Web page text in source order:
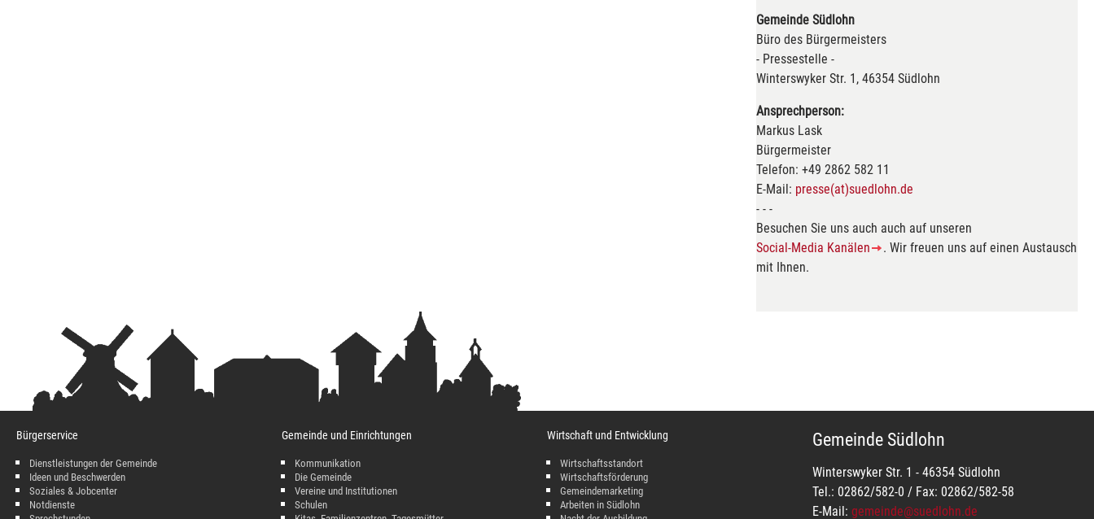
Gemeinde Südlohn
Büro des Bürgermeisters
- Pressestelle -
Winterswyker Str. 1, 46354 Südlohn
Ansprechperson:
Markus Lask
Bürgermeister
Telefon: +49 2862 582 11
E-Mail: presse(at)suedlohn.de
- - -
Besuchen Sie uns auch auch auf unseren
Social-Media Kanälen
. Wir freuen uns auf einen Austausch
mit Ihnen.
Bürgerservice
Dienstleistungen der Gemeinde
Ideen und Beschwerden
Soziales & Jobcenter
Notdienste
Gemeinde und Einrichtungen
Kommunikation
Die Gemeinde
Vereine und Institutionen
Schulen
Wirtschaft und Entwicklung
Wirtschaftsstandort
Wirtschaftsförderung
Gemeindemarketing
Arbeiten in Südlohn
Gemeinde Südlohn
Winterswyker Str. 1 - 46354 Südlohn
Tel.: 02862/582-0 / Fax: 02862/582-58
E-Mail: gemeinde@suedlohn.de